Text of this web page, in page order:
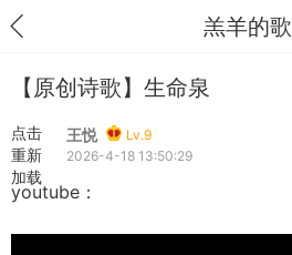
羔羊的歌
【原创诗歌】生命泉
点击
重新
加载
王悦
Lv.9
2026-4-18 13:50:29
youtube：